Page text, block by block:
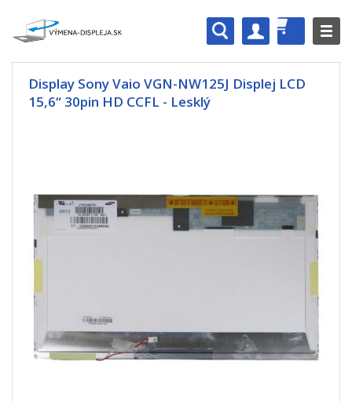
Display Sony Vaio VGN-NW125J Displej LCD
15,6“ 30pin HD CCFL - Lesklý